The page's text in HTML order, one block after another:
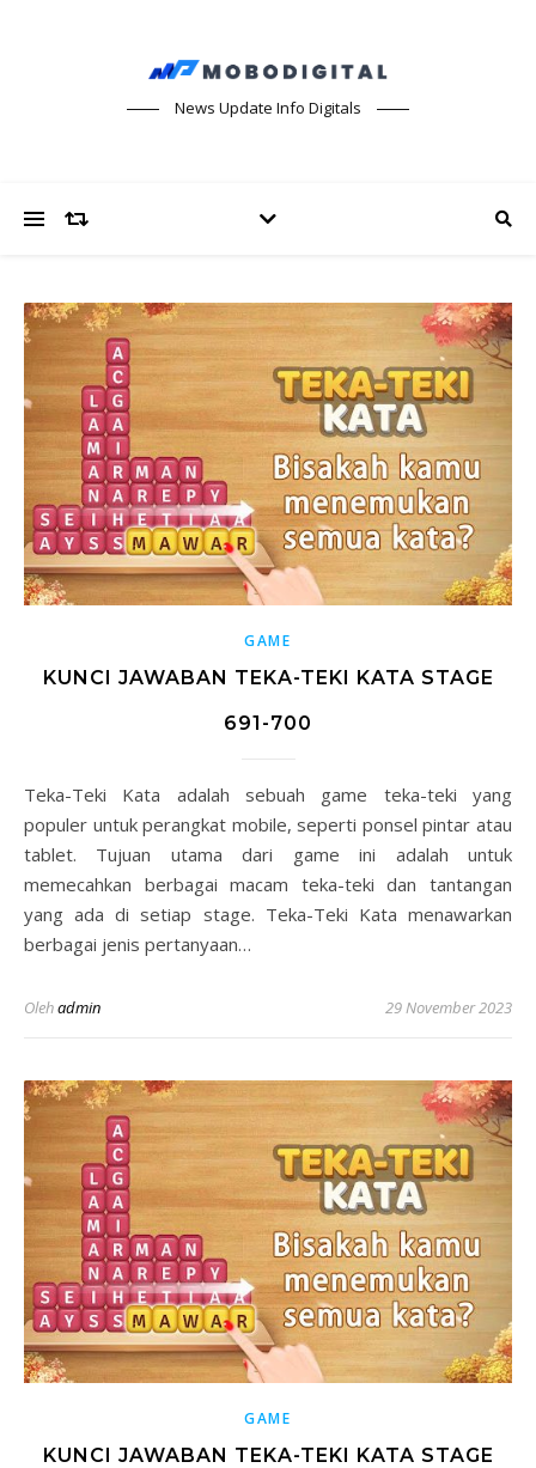
News Update Info Digitals
GAME
KUNCI JAWABAN TEKA-TEKI KATA STAGE
691-700
Teka-Teki Kata adalah sebuah game teka-teki yang
populer untuk perangkat mobile, seperti ponsel pintar atau
tablet. Tujuan utama dari game ini adalah untuk
memecahkan berbagai macam teka-teki dan tantangan
yang ada di setiap stage. Teka-Teki Kata menawarkan
berbagai jenis pertanyaan…
Olehadmin 29 November 2023
GAME
KUNCI JAWABAN TEKA-TEKI KATA STAGE